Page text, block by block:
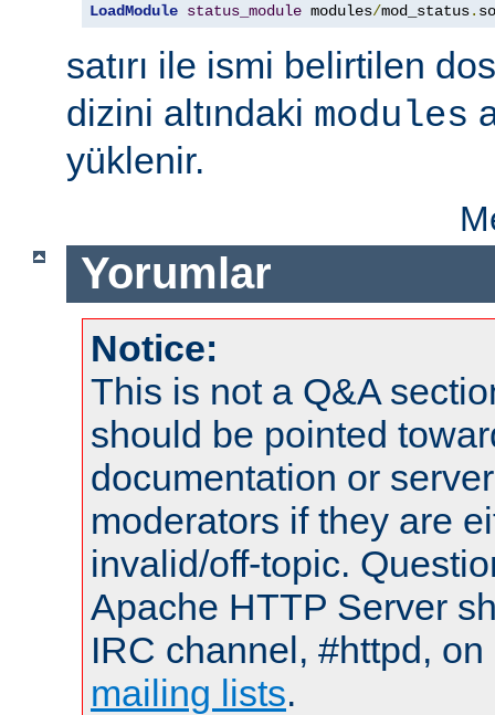
LoadModule status_module modules/mod_status. so
satırı ile ismi belirtilen
dizini altındaki modules
yüklenir.
Yorumlar
Notice:
This is not a Q&A
should be pointed
documentation or
moderators if they are
invalid/off-topic.
Apache HTTP Server
IRC channel, #httpd,
mailing lists.